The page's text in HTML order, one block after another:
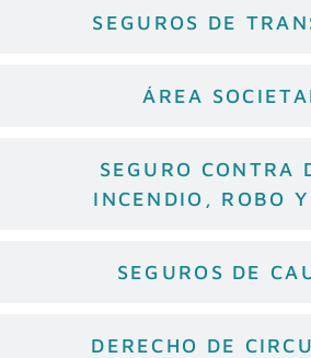
SEGUROS DE
ÁREA
SEGURO CONTRA
INCENDIO, ROBO Y
SEGUROS DE
DERECHO DE